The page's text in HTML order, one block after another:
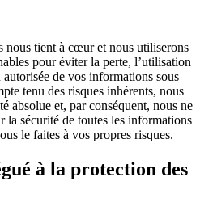
nous tient à cœur et nous utiliserons
pour éviter la perte, l’utilisation
de vos informations sous
tenu des risques inhérents, nous
absolue et, par conséquent, nous ne
la sécurité de toutes les informations
le faites à vos propres risques.
à la protection des